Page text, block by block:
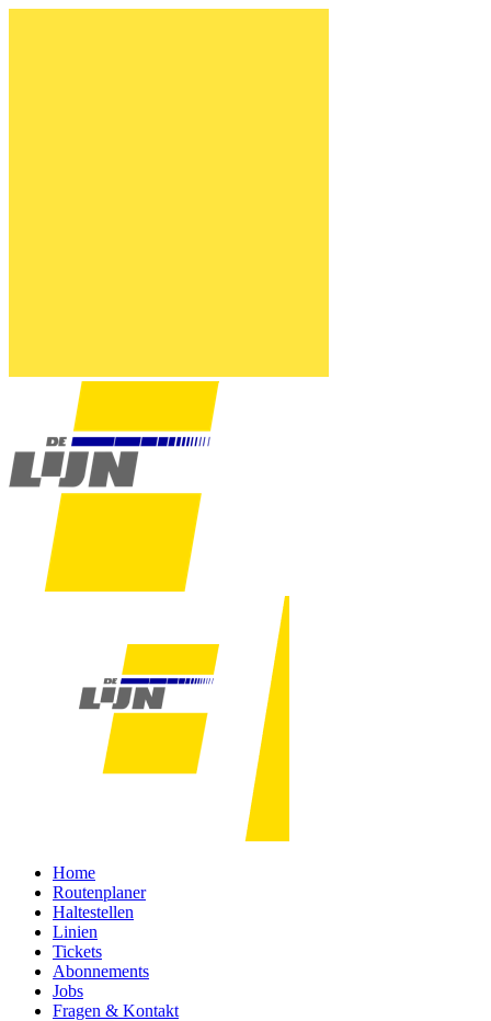
Home
Routenplaner
Haltestellen
Linien
Tickets
Abonnements
Jobs
Fragen & Kontakt